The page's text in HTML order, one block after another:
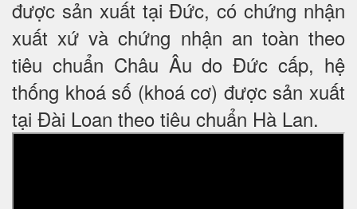
được sản xuất tại Đức, có chứng nhận
xuất xứ và chứng nhận an toàn theo
tiêu chuẩn Châu Âu do Đức cấp, hệ
thống khoá số (khoá cơ) được sản xuất
tại Đài Loan theo tiêu chuẩn Hà Lan.